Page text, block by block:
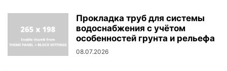
Прокладка труб для системы
водоснабжения с учётом
особенностей грунта и рельефа
08.07.2026